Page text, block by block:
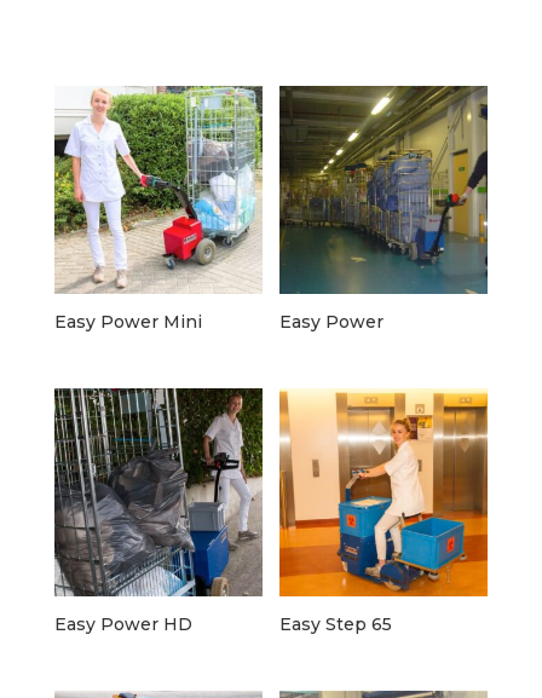
Easy Power Mini Easy Power
Easy Power HD Easy Step 65